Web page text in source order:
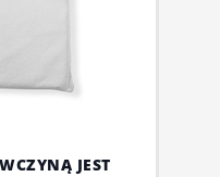
JEST